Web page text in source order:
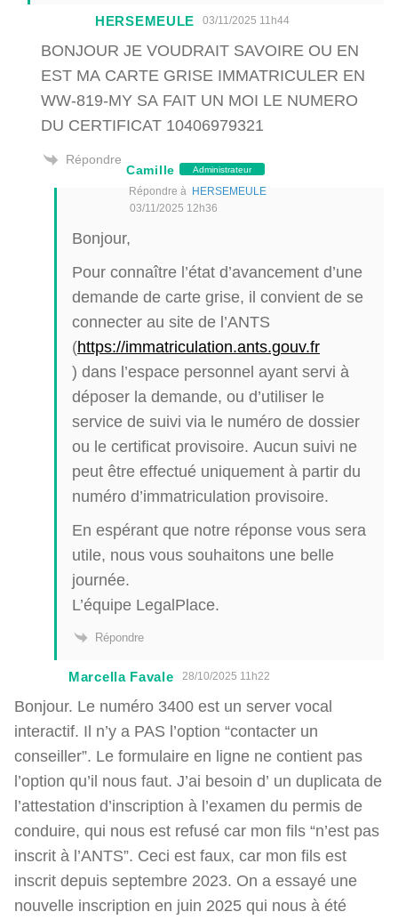
HERSEMEULE 03/11/2025 11h44
BONJOUR JE VOUDRAIT SAVOIRE OU EN
EST MA CARTE GRISE IMMATRICULER EN
WW-819-MY SA FAIT UN MOI LE NUMERO
DU CERTIFICAT 10406979321
Répondre
Camille Administrateur
Répondre à HERSEMEULE
03/11/2025 12h36
Bonjour,
Pour connaître l’état d’avancement d’une
demande de carte grise, il convient de se
connecter au site de l’ANTS
(https://immatriculation.ants.gouv.fr
) dans l’espace personnel ayant servi à
déposer la demande, ou d’utiliser le
service de suivi via le numéro de dossier
ou le certificat provisoire. Aucun suivi ne
peut être effectué uniquement à partir du
numéro d’immatriculation provisoire.
En espérant que notre réponse vous sera
utile, nous vous souhaitons une belle
journée.
L’équipe LegalPlace.
Répondre
Marcella Favale 28/10/2025 11h22
Bonjour. Le numéro 3400 est un server vocal
interactif. Il n’y a PAS l’option “contacter un
conseiller”. Le formulaire en ligne ne contient pas
l’option qu’il nous faut. J’ai besoin d’ un duplicata de
l’attestation d’inscription à l’examen du permis de
conduire, qui nous est refusé car mon fils “n’est pas
inscrit à l’ANTS”. Ceci est faux, car mon fils est
inscrit depuis septembre 2023. On a essayé une
nouvelle inscription en juin 2025 qui nous à été